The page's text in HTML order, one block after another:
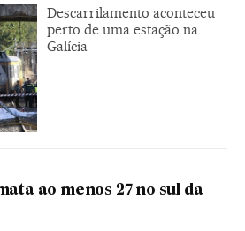
Descarrilamento aconteceu
perto de uma estação na
Galícia
ao menos 27 no sul da